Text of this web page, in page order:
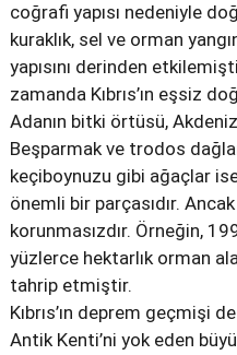
coğrafi yapısı nedeniyle
kuraklık, sel ve orman
yapısını derinden
zamanda Kıbrıs’ın eşsiz
Adanın bitki örtüsü,
Beşparmak ve trodos
keçiboynuzu gibi ağaçlar
önemli bir parçasıdır.
korunmasızdır. Örneğin,
yüzlerce hektarlık orman
tahrip etmiştir.
Kıbrıs’ın deprem geçmişi
Antik Kenti’ni yok eden